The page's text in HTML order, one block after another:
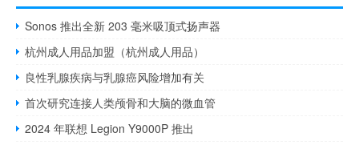
Sonos 推出全新 203 毫米吸顶式扬声器
杭州成人用品加盟（杭州成人用品）
良性乳腺疾病与乳腺癌风险增加有关
首次研究连接人类颅骨和大脑的微血管
2024 年联想 Legion Y9000P 推出